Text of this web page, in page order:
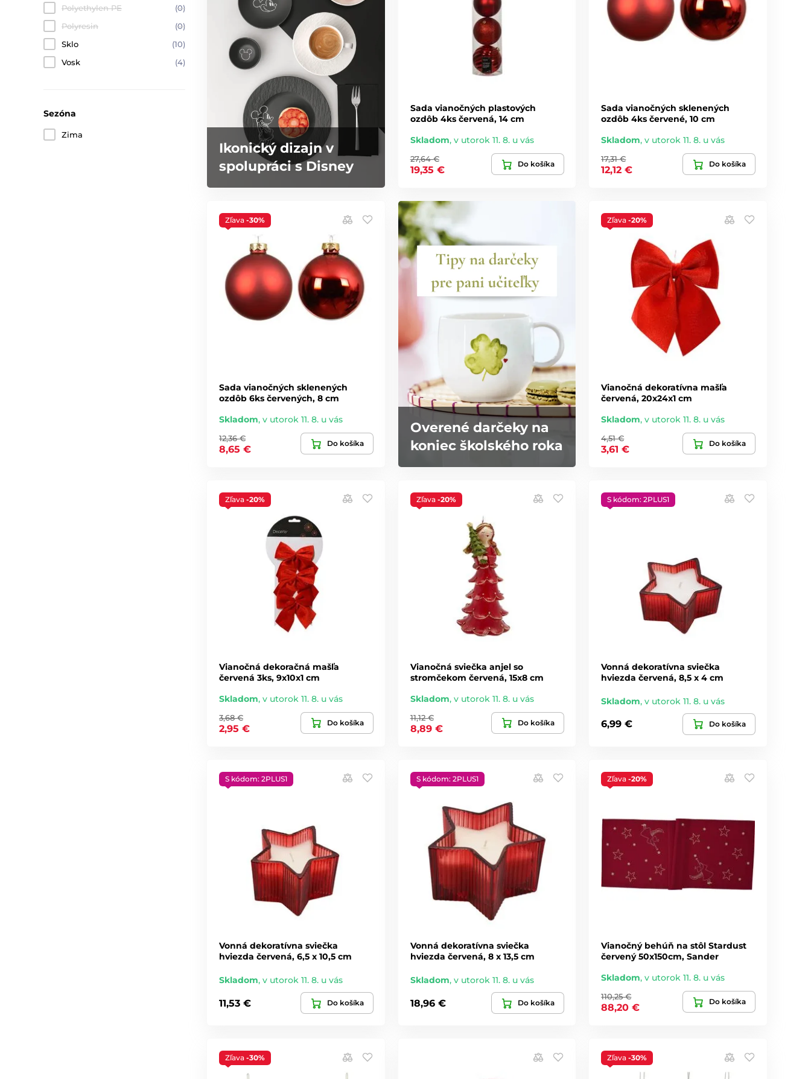
Polyethylen PE
(0)
Polyresin
(0)
Sklo
(10)
Vosk
(4)
Sezóna
Zima
Ikonický dizajn v
spolupráci s Disney
Sada vianočných plastových
ozdôb 4ks červená, 14 cm
Skladom, v utorok 11. 8. u vás
27,64 €
19,35 €
Do košíka
Sada vianočných sklenených
ozdôb 4ks červené, 10 cm
Skladom,v utorok 11. 8. u vás
17,31 €
12,12 €
Do košíka
Zľava -30%
Sada vianočných sklenených
ozdôb 6ks červených, 8 cm
Skladom, v utorok 11. 8. u vás
12,36 €
8,65 €
Do košíka
Overené darčeky na
koniec školského roka
Zľava-20%
Vianočná dekoratívna mašľa
červená, 20x24x1 cm
Skladom,v utorok 11. 8. u vás
4,51 €
3,61 €
Do košíka
Zľava -20%
Vianočná dekoračná mašľa
červená 3ks, 9x10x1 cm
Skladom, v utorok 11. 8. u vás
3,68 €
2,95 €
Do košíka
Zľava -20%
Vianočná sviečka anjel so
stromčekom červená, 15x8 cm
Skladom, v utorok 11. 8. u vás
11,12 €
8,89 €
Do košíka
S kódom: 2PLUS1
Vonná dekoratívna sviečka
hviezda červená, 8,5 x 4 cm
Skladom,v utorok 11. 8. u vás
6,99 € Do košíka
S kódom: 2PLUS1
Vonná dekoratívna sviečka
hviezda červená, 6,5 x 10,5 cm
Skladom, v utorok 11. 8. u vás
11,53 € Do košíka
S kódom: 2PLUS1
Vonná dekoratívna sviečka
hviezda červená, 8 x 13,5 cm
Skladom, v utorok 11. 8. u vás
18,96 € Do košíka
Zľava-20%
Vianočný behúň na stôl Stardust
červený 50x150cm, Sander
Skladom,v utorok 11. 8. u vás
110,25 €
88,20 €
Do košíka
Zľava -30% Zľava-30%